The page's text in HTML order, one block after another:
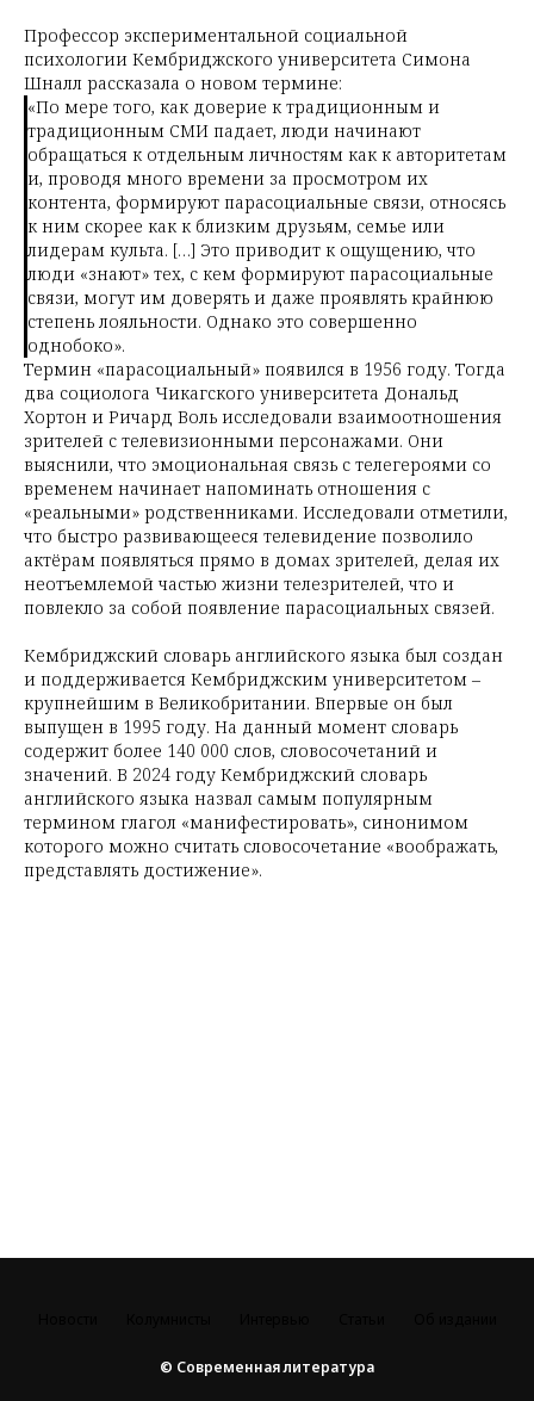
Профессор экспериментальной социальной
психологии Кембриджского университета Симона
Шналл рассказала о новом термине:
«По мере того, как доверие к традиционным и
традиционным СМИ падает, люди начинают
обращаться к отдельным личностям как к авторитетам
и, проводя много времени за просмотром их
контента, формируют парасоциальные связи, относясь
к ним скорее как к близким друзьям, семье или
лидерам культа. […] Это приводит к ощущению, что
люди «знают» тех, с кем формируют парасоциальные
связи, могут им доверять и даже проявлять крайнюю
степень лояльности. Однако это совершенно
однобоко».
Термин «парасоциальный» появился в 1956 году. Тогда
два социолога Чикагского университета Дональд
Хортон и Ричард Воль исследовали взаимоотношения
зрителей с телевизионными персонажами. Они
выяснили, что эмоциональная связь с телегероями со
временем начинает напоминать отношения с
«реальными» родственниками. Исследовали отметили,
что быстро развивающееся телевидение позволило
актёрам появляться прямо в домах зрителей, делая их
неотъемлемой частью жизни телезрителей, что и
повлекло за собой появление парасоциальных связей.
Кембриджский словарь английского языка был создан
и поддерживается Кембриджским университетом –
крупнейшим в Великобритании. Впервые он был
выпущен в 1995 году. На данный момент словарь
содержит более 140 000 слов, словосочетаний и
значений. В 2024 году Кембриджский словарь
английского языка назвал самым популярным
термином глагол «манифестировать», синонимом
которого можно считать словосочетание «воображать,
представлять достижение».
© Современная литература